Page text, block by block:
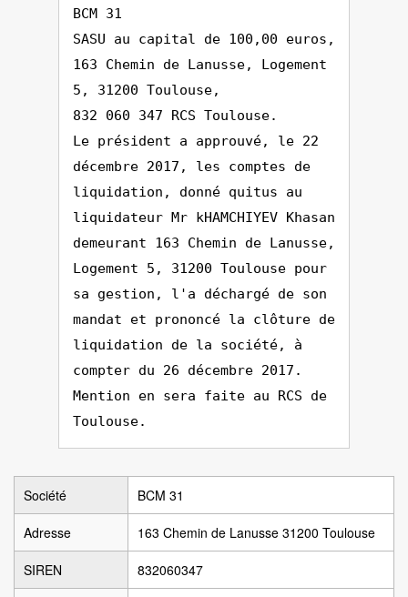
BCM 31
SASU au capital de 100,00 euros,
163 Chemin de Lanusse, Logement
5, 31200 Toulouse,
832 060 347 RCS Toulouse.
Le président a approuvé, le 22
décembre 2017, les comptes de
liquidation, donné quitus au
liquidateur Mr kHAMCHIYEV Khasan
demeurant 163 Chemin de Lanusse,
Logement 5, 31200 Toulouse pour
sa gestion, l'a déchargé de son
mandat et prononcé la clôture de
liquidation de la société, à
compter du 26 décembre 2017.
Mention en sera faite au RCS de
Toulouse.
Société BCM 31
Adresse 163 Chemin de Lanusse 31200 Toulouse
SIREN 832060347